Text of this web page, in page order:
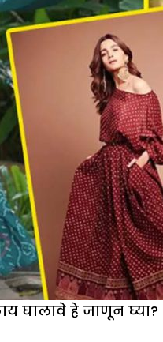
काळजी
घ्या
घालावे हे जाणून घ्या?